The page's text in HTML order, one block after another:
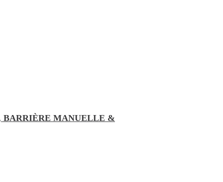
BARRIÈRE MANUELLE &